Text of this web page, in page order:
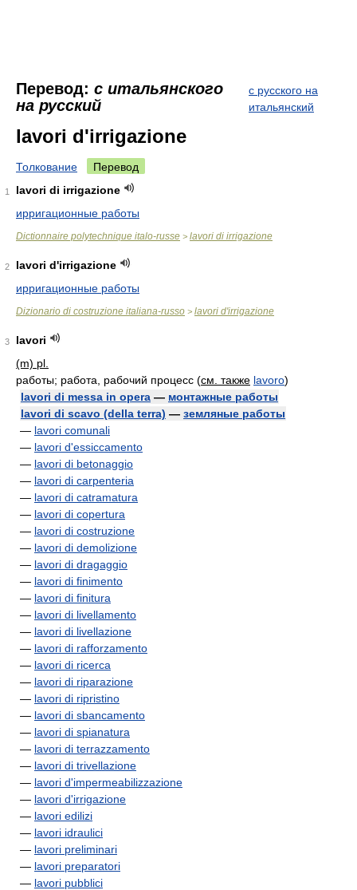
Перевод: с итальянского
на русский
с русского на
итальянский
lavori d'irrigazione
Толкование Перевод
1
lavori di irrigazione
ирригационные работы
Dictionnaire polytechnique italo-russe > lavori di irrigazione
2
lavori d'irrigazione
ирригационные работы
Dizionario di costruzione italiana-russo > lavori d'irrigazione
3
lavori
(m) pl.
работы; работа, рабочий процесс (см. также lavoro)
lavori di messa in opera — монтажные работы
lavori di scavo (della terra) — земляные работы
— lavori comunali
— lavori d'essiccamento
— lavori di betonaggio
— lavori di carpenteria
— lavori di catramatura
— lavori di copertura
— lavori di costruzione
— lavori di demolizione
— lavori di dragaggio
— lavori di finimento
— lavori di finitura
— lavori di livellamento
— lavori di livellazione
— lavori di rafforzamento
— lavori di ricerca
— lavori di riparazione
— lavori di ripristino
— lavori di sbancamento
— lavori di spianatura
— lavori di terrazzamento
— lavori di trivellazione
— lavori d'impermeabilizzazione
— lavori d'irrigazione
— lavori edilizi
— lavori idraulici
— lavori preliminari
— lavori preparatori
— lavori pubblici